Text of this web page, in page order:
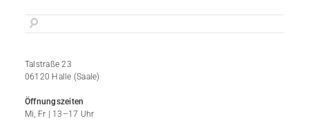
Talstraße 23
06120 Halle (Saale)
Öffnungszeiten
Mi, Fr | 13–17 Uhr